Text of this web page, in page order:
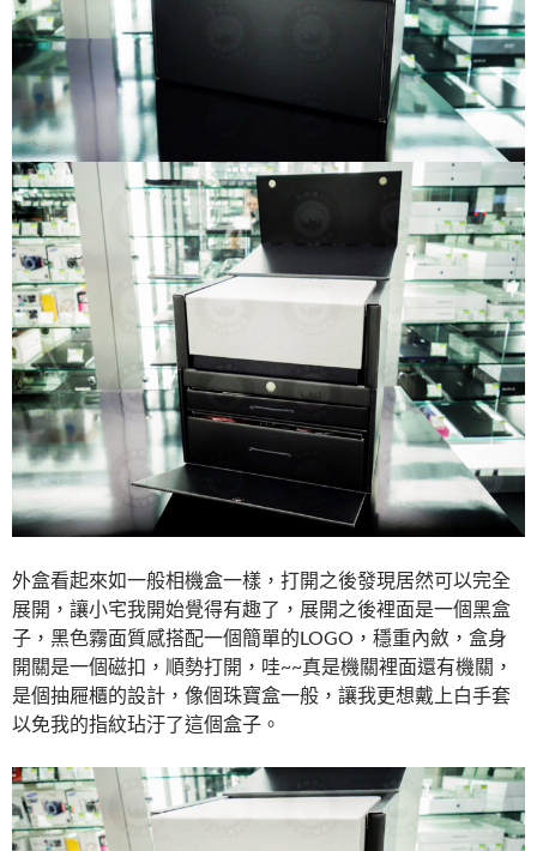
外盒看起來如一般相機盒一樣，打開之後發現居然可以完全
展開，讓小宅我開始覺得有趣了，展開之後裡面是一個黑盒
子，黑色霧面質感搭配一個簡單的LOGO，穩重內斂，盒身
開關是一個磁扣，順勢打開，哇~~真是機關裡面還有機關，
是個抽屜櫃的設計，像個珠寶盒一般，讓我更想戴上白手套
以免我的指紋玷汙了這個盒子。